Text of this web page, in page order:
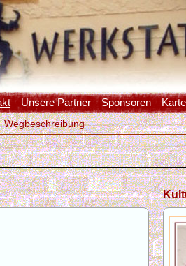
Unsere Partner Sponsoren
Wegbeschreibung